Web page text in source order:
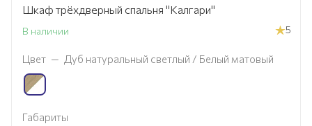
Шкаф трёхдверный спальня "Калгари"
В наличии 5
Цвет — Дуб натуральный светлый / Белый матовый
Габариты